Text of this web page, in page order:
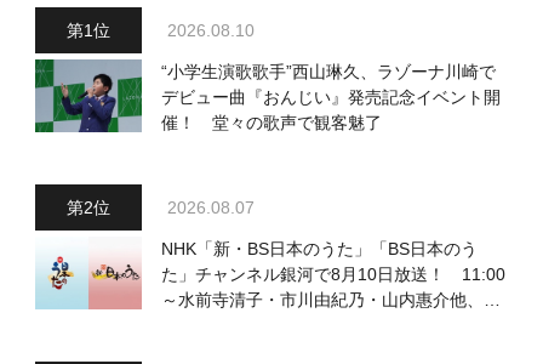
2026.08.10
“小学生演歌歌手”西山琳久、ラゾーナ川崎で
デビュー曲『おんじい』発売記念イベント開
催！ 堂々の歌声で観客魅了
2026.08.07
NHK「新・BS日本のうた」「BS日本のう
た」チャンネル銀河で8月10日放送！ 11:00
～水前寺清子・市川由紀乃・山内惠介他、